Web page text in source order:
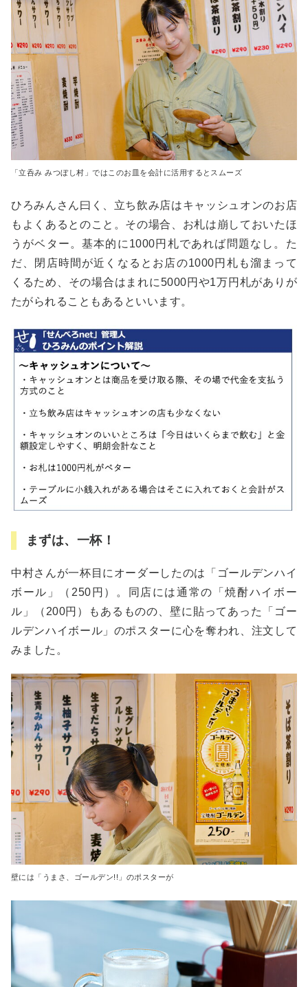
「立呑み みつぼし村」ではこのお皿を会計に活用するとスムーズ
ひろみんさん曰く、立ち飲み店はキャッシュオンのお店
もよくあるとのこと。その場合、お札は崩しておいたほ
うがベター。基本的に1000円札であれば問題なし。た
だ、閉店時間が近くなるとお店の1000円札も溜まって
くるため、その場合はまれに5000円や1万円札がありが
たがられることもあるといいます。
まずは、一杯！
中村さんが一杯目にオーダーしたのは「ゴールデンハイ
ボール」（250円）。同店には通常の「焼酎ハイボー
ル」（200円）もあるものの、壁に貼ってあった「ゴー
ルデンハイボール」のポスターに心を奪われ、注文して
みました。
壁には「うまさ、ゴールデン!!」のポスターが